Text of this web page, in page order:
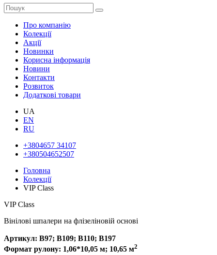
Про компанію
Колекції
Акції
Новинки
Корисна інформація
Новини
Контакти
Розвиток
Додаткові товари
UA
EN
RU
+3804657 34107
+380504652507
Головна
Колекції
VIP Class
VIP Class
Вінілові шпалери на флізеліновій основі
Артикул: В97; В109; В110; B197
Формат рулону: 1,06*10,05 м; 10,65 м2